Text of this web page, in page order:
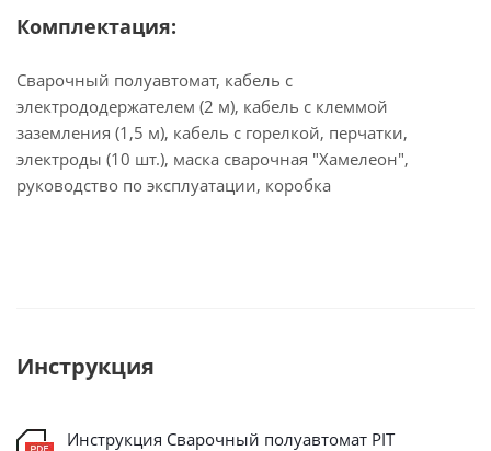
Комплектация:
Сварочный полуавтомат, кабель с
электрододержателем (2 м), кабель с клеммой
заземления (1,5 м), кабель с горелкой, перчатки,
электроды (10 шт.), маска сварочная "Хамелеон",
руководство по эксплуатации, коробка
Инструкция
Инструкция Сварочный полуавтомат PIT